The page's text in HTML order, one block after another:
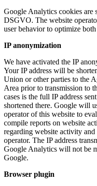
Google Analytics cookies are
DSGVO. The website
user behavior to optimize
IP anonymization
We have activated the IP
Your IP address will be
Union or other parties to the
Area prior to transmission to
cases is the full IP address
shortened there. Google will
operator of this website to
compile reports on website
regarding website activity
operator. The IP address
Google Analytics will not be
Google.
Browser plugin